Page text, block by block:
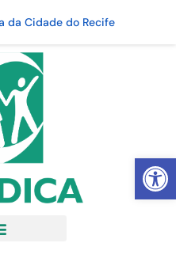
Abrir
da Cidade do Recife